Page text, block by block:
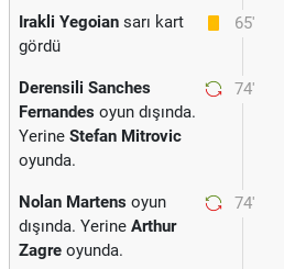
65'
Irakli Yegoian sarı kart
gördü
74'
Derensili Sanches
Fernandes oyun dışında.
Yerine Stefan Mitrovic
oyunda.
74'
Nolan Martens oyun
dışında. Yerine Arthur
Zagre oyunda.